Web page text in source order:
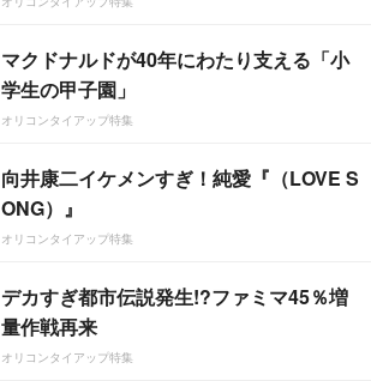
マクドナルドが40年にわたり支える「小
学生の甲子園」
オリコンタイアップ特集
向井康二イケメンすぎ！純愛『（LOVE S
ONG）』
オリコンタイアップ特集
デカすぎ都市伝説発生!?ファミマ45％増
量作戦再来
オリコンタイアップ特集